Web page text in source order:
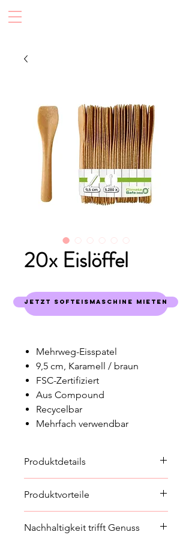
20x Eislöffel
Warenkorb
Mehrweg-Eisspatel
9,5 cm, Karamell / braun
FSC-Zertifiziert
Aus Compound
Recycelbar
Mehrfach verwendbar
Produktdetails
Produktvorteile
Verwendung geeignet.
Nachhaltigkeit trifft Genuss
Jetzt Softeismaschine mieten